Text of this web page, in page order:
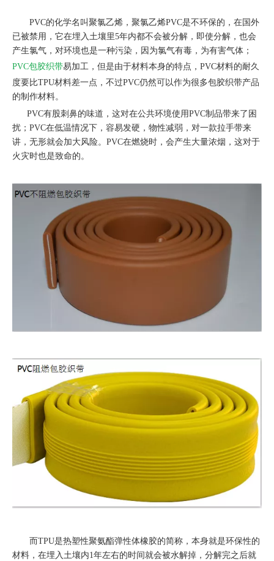
PVC的化学名叫聚氯乙烯，聚氯乙烯PVC是不环保的，在国外
已被禁用，它在埋入土壤里5年内都不会被分解，即使分解，也会
产生氯气，对环境也是一种污染，因为氯气有毒，为有害气体；
PVC包胶织带易加工，但是由于材料本身的特点，PVC材料的耐久
度要比TPU材料差一点，不过PVC仍然可以作为很多包胶织带产品
的制作材料。
PVC有股刺鼻的味道，这对在公共环境使用PVC制品带来了困
扰；PVC在低温情况下，容易发硬，物性减弱，对一款拉手带来
讲，无形就会加大风险。PVC在燃烧时，会产生大量浓烟，这对于
火灾时也是致命的。
而TPU是热塑性聚氨酯弹性体橡胶的简称，本身就是环保性的
材料，在埋入土壤内1年左右的时间就会被水解掉，分解完之后就